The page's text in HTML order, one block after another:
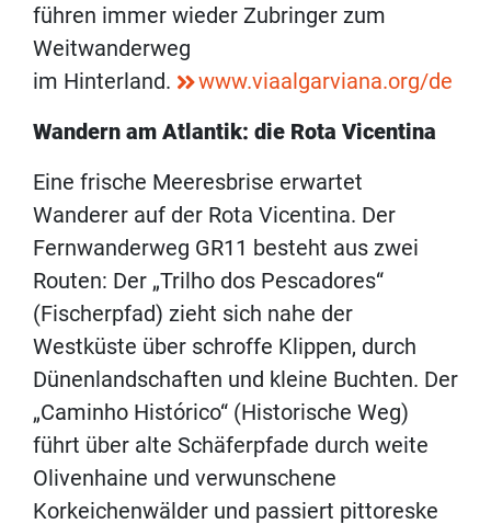
führen immer wieder Zubringer zum
Weitwanderweg
im Hinterland.
www.viaalgarviana.org/de
Wandern am Atlantik: die Rota Vicentina
Eine frische Meeresbrise erwartet
Wanderer auf der Rota Vicentina. Der
Fernwanderweg GR11 besteht aus zwei
Routen: Der „Trilho dos Pescadores“
(Fischerpfad) zieht sich nahe der
Westküste über schroffe Klippen, durch
Dünenlandschaften und kleine Buchten. Der
„Caminho Histórico“ (Historische Weg)
führt über alte Schäferpfade durch weite
Olivenhaine und verwunschene
Korkeichenwälder und passiert pittoreske